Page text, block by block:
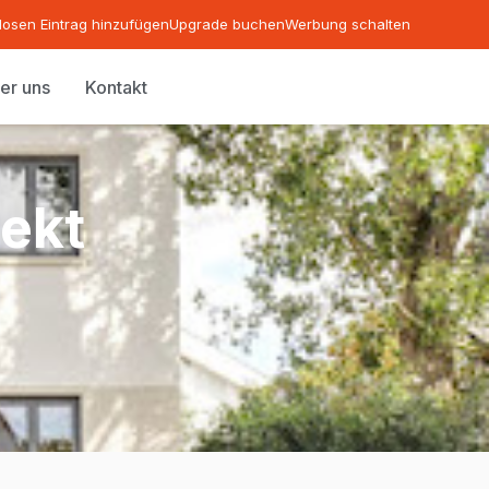
Eintrag hinzufügenUpgrade buchenWerbung schalten
uns Kontakt